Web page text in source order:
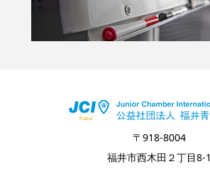
〒918-8004
福井市西木田２丁目8-1